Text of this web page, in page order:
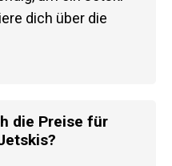
dich über die
die Preise für